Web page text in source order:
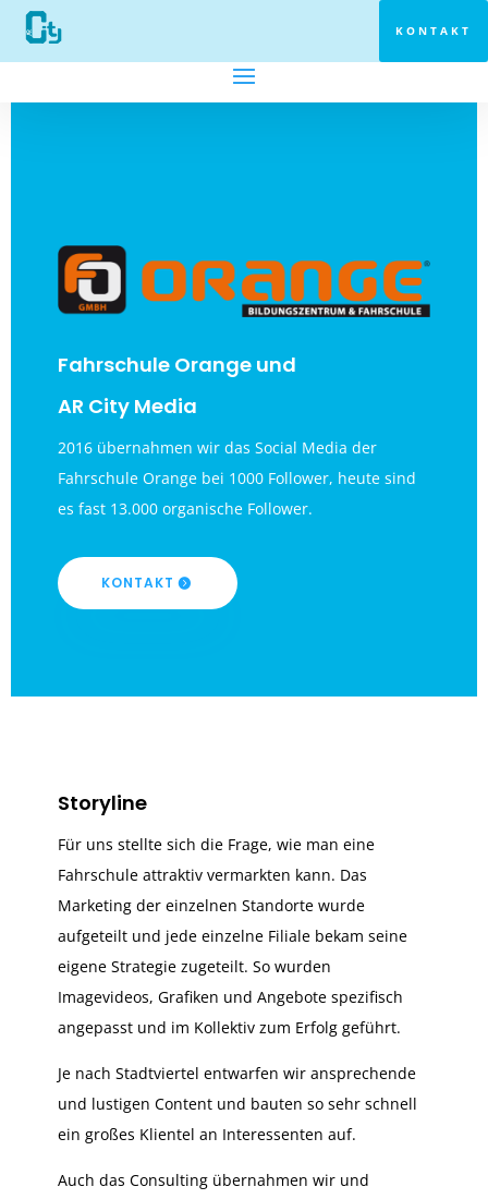
KONTAKT
Fahrschule Orange und
AR City Media
2016 übernahmen wir das Social Media der
Fahrschule Orange bei 1000 Follower, heute sind
es fast 13.000 organische Follower.
KONTAKT
Storyline
Für uns stellte sich die Frage, wie man eine
Fahrschule attraktiv vermarkten kann. Das
Marketing der einzelnen Standorte wurde
aufgeteilt und jede einzelne Filiale bekam seine
eigene Strategie zugeteilt. So wurden
Imagevideos, Grafiken und Angebote spezifisch
angepasst und im Kollektiv zum Erfolg geführt.
Je nach Stadtviertel entwarfen wir ansprechende
und lustigen Content und bauten so sehr schnell
ein großes Klientel an Interessenten auf.
Auch das Consulting übernahmen wir und